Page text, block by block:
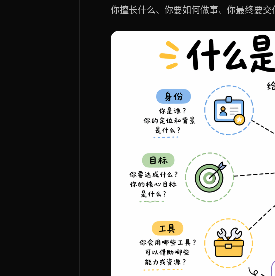
你擅长什么、你要如何做事、你最终要交